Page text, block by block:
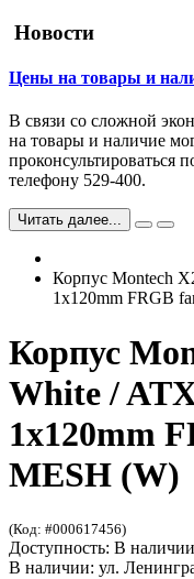
Новости
Цены на товары и
В связи со сложной
на товары и наличие
проконсультироваться
телефону 529-400.
Читать далее...
Корпус Montech
1x120mm FRGB
Корпус
White /
1x120mm
MESH (W)
(Код: #000617456)
Доступность: В наличии
В наличии: ул.